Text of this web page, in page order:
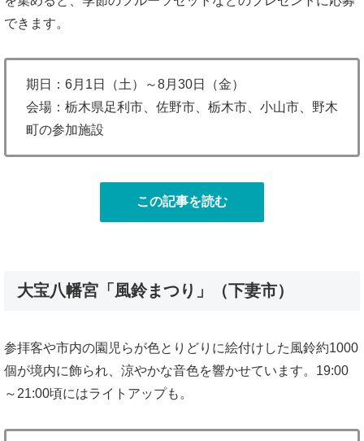
できます。
期日：6月1日（土）～8月30日（金）
会場：栃木県足利市、佐野市、栃木市、小山市、野木
町の参加施設
この記事を読む
大宝八幡宮「風鈴まつり」（下妻市）
参拝客や市内の園児らが色とりどりに絵付けした風鈴約1000
個が境内に飾られ、涼やかな音色を響かせています。19:00
～21:00頃にはライトアップも。